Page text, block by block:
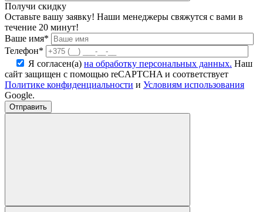
Получи скидку
Оставьте вашу заявку! Наши менеджеры свяжутся с вами в
течение 20 минут!
Ваше имя*
Телефон*
Я согласен(а) на обработку персональных данных. Наш
сайт защищен с помощью reCAPTCHA и соответствует
Политике конфиденциальности и Условиям использования
Google.